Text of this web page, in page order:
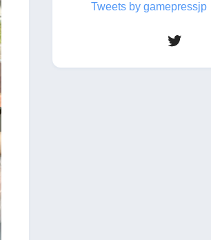
Tweets by gamepressjp